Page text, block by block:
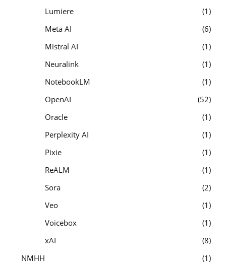
Lumiere
1
Meta AI
6
Mistral AI
1
Neuralink
1
NotebookLM
1
OpenAI
52
Oracle
1
Perplexity AI
1
Pixie
1
ReALM
1
Sora
2
Veo
1
Voicebox
1
xAI
8
NMHH
1